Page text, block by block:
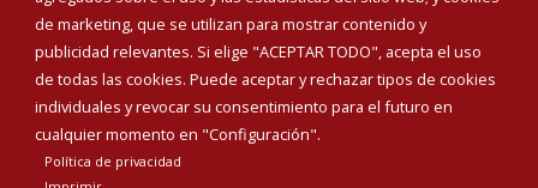
de marketing, que se utilizan para mostrar contenido y
publicidad relevantes. Si elige "ACEPTAR TODO", acepta el uso
de todas las cookies. Puede aceptar y rechazar tipos de cookies
individuales y revocar su consentimiento para el futuro en
cualquier momento en "Configuración".
Política de privacidad